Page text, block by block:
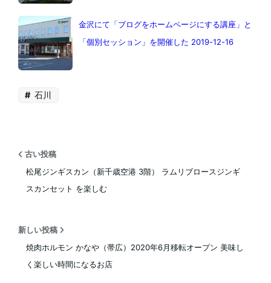
金沢にて「ブログをホームページにする講座」と
「個別セッション」を開催した 2019-12-16
石川
古い投稿
松尾ジンギスカン（新千歳空港 3階） ラムリブロースジンギ
スカンセット を楽しむ
新しい投稿
焼肉ホルモン かなや（帯広）2020年6月移転オープン 美味し
く楽しい時間になるお店